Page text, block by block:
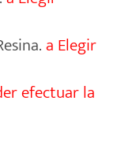
a Elegir
efectuar la